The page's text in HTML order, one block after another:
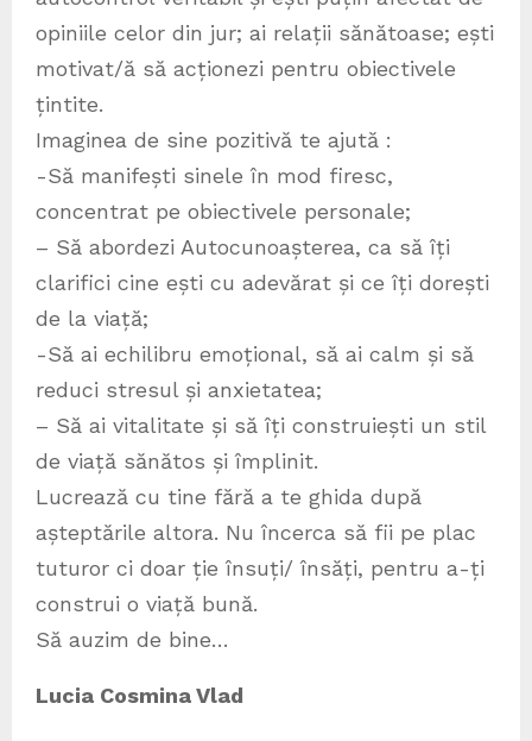
opiniile celor din jur; ai relații sănătoase; ești
motivat/ă să acționezi pentru obiectivele
țintite.
Imaginea de sine pozitivă te ajută :
-Să manifești sinele în mod firesc,
concentrat pe obiectivele personale;
– Să abordezi Autocunoașterea, ca să îți
clarifici cine ești cu adevărat și ce îți dorești
de la viață;
-Să ai echilibru emoțional, să ai calm și să
reduci stresul și anxietatea;
– Să ai vitalitate și să îți construiești un stil
de viață sănătos și împlinit.
Lucrează cu tine fără a te ghida după
așteptările altora. Nu încerca să fii pe plac
tuturor ci doar ție însuți/ însăți, pentru a-ți
construi o viață bună.
Să auzim de bine…
Lucia Cosmina Vlad